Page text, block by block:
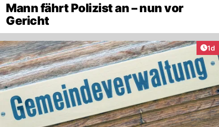
Mann fährt Polizist an – nun vor
Gericht
1d